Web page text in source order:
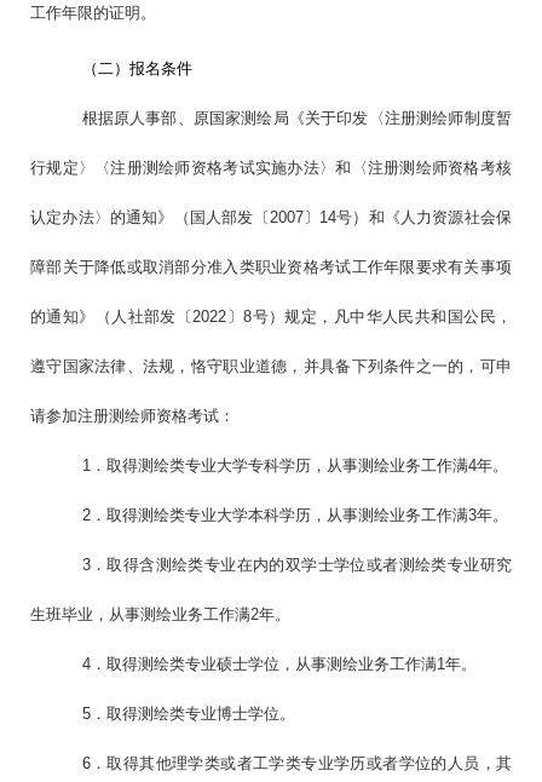
工作年限的证明。
（二）报名条件
根据原人事部、原国家测绘局《关于印发〈注册测绘师制度暂
行规定〉〈注册测绘师资格考试实施办法〉和〈注册测绘师资格考核
认定办法〉的通知》（国人部发〔2007〕14号）和《人力资源社会保
障部关于降低或取消部分准入类职业资格考试工作年限要求有关事项
的通知》（人社部发〔2022〕8号）规定，凡中华人民共和国公民，
遵守国家法律、法规，恪守职业道德，并具备下列条件之一的，可申
请参加注册测绘师资格考试：
1．取得测绘类专业大学专科学历，从事测绘业务工作满4年。
2．取得测绘类专业大学本科学历，从事测绘业务工作满3年。
3．取得含测绘类专业在内的双学士学位或者测绘类专业研究
生班毕业，从事测绘业务工作满2年。
4．取得测绘类专业硕士学位，从事测绘业务工作满1年。
5．取得测绘类专业博士学位。
6．取得其他理学类或者工学类专业学历或者学位的人员，其